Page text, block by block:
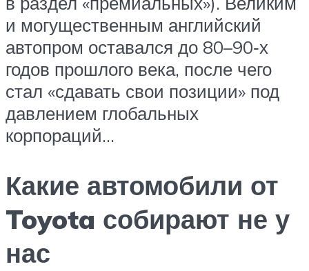
и могу­ще­ствен­ным англий­ский
авто­пром оста­вал­ся до 80–90‑х
годов про­шло­го века, после чего
стал «сда­вать свои пози­ции» под
дав­ле­ни­ем гло­баль­ных
корпораций…
Какие автомобили от
Toyota собирают не у
нас